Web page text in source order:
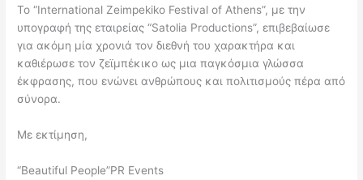
Το “International Zeimpekiko Festival of Athens”, με την
υπογραφή της εταιρείας “Satolia Productions”, επιβεβαίωσε
για ακόμη μία χρονιά τον διεθνή του χαρακτήρα και
καθιέρωσε τον ζεϊμπέκικο ως μια παγκόσμια γλώσσα
έκφρασης, που ενώνει ανθρώπους και πολιτισμούς πέρα από
σύνορα.
Με εκτίμηση,
“Beautiful People”PR Events